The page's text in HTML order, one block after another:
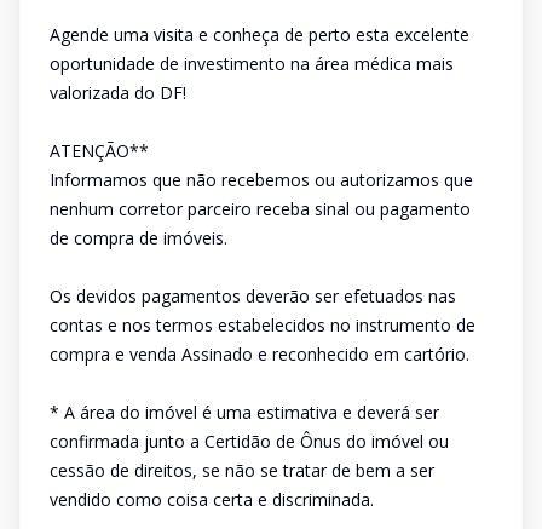
Agende uma visita e conheça de perto esta excelente
oportunidade de investimento na área médica mais
valorizada do DF!
ATENÇÃO**
Informamos que não recebemos ou autorizamos que
nenhum corretor parceiro receba sinal ou pagamento
de compra de imóveis.
Os devidos pagamentos deverão ser efetuados nas
contas e nos termos estabelecidos no instrumento de
compra e venda Assinado e reconhecido em cartório.
* A área do imóvel é uma estimativa e deverá ser
confirmada junto a Certidão de Ônus do imóvel ou
cessão de direitos, se não se tratar de bem a ser
vendido como coisa certa e discriminada.